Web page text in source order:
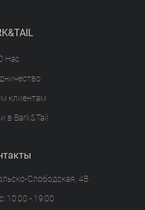
Нас
клиентам
в Bark&Tail
Слободская, 4В
10:00 - 19:00